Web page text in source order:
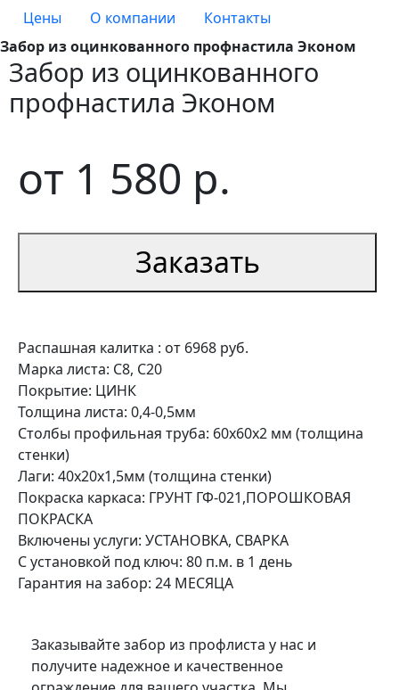
Цены
О компании
Контакты
Забор из оцинкованного профнастила Эконом
Забор из оцинкованного
профнастила Эконом
от 1 580 р.
Заказать
Распашная калитка : от 6968 руб.
Марка листа: С8, С20
Покрытие: ЦИНК
Толщина листа: 0,4-0,5мм
Столбы профильная труба: 60х60х2 мм (толщина
стенки)
Лаги: 40х20х1,5мм (толщина стенки)
Покраска каркаса: ГРУНТ ГФ-021,ПОРОШКОВАЯ
ПОКРАСКА
Включены услуги: УСТАНОВКА, СВАРКА
С установкой под ключ: 80 п.м. в 1 день
Гарантия на забор: 24 МЕСЯЦА
Заказывайте забор из профлиста у нас и
получите надежное и качественное